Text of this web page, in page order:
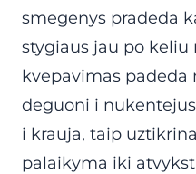
smegenys pradeda
stygiaus jau po
kvepavimas
deguoni i
i krauja, taip
palaikyma iki